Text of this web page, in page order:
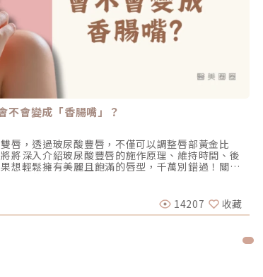
不會變成「香腸嘴」？
唇，透過玻尿酸豐唇，不僅可以調整唇部黃金比
將深入介紹玻尿酸豐唇的施作原理、維持時間、後
想輕鬆擁有美麗且飽滿的唇型，千萬別錯過！關於
凹陷外，經過醫生評估後，還能夠調整唇型，創造
調整上、下唇，還可以改善嘴角下垂、唇峰不明顯
時打造出自然的微笑線。此外，還能淡化因唇部乾
能維持在6至24個月左右。維持的效果長短不一，主
14207 收藏